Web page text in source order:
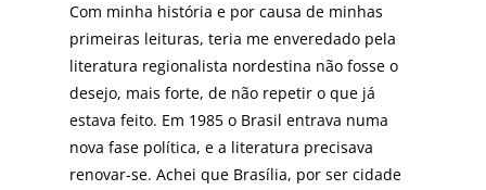
Com minha história e por causa de minhas
primeiras leituras, teria me enveredado pela
literatura regionalista nordestina não fosse o
desejo, mais forte, de não repetir o que já
estava feito. Em 1985 o Brasil entrava numa
nova fase política, e a literatura precisava
renovar-se. Achei que Brasília, por ser cidade